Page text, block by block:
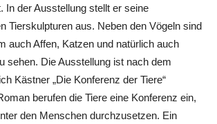
In der Ausstellung stellt er seine
Tierskulpturen aus. Neben den Vögeln sind
auch Affen, Katzen und natürlich auch
sehen. Die Ausstellung ist nach dem
Kästner „Die Konferenz der Tiere“
berufen die Tiere eine Konferenz ein,
den Menschen durchzusetzen. Ein